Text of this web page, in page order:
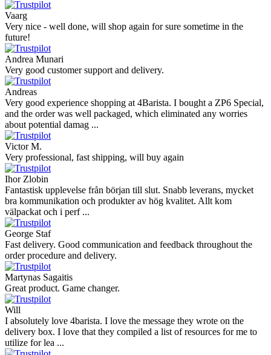
Vaarg
Very nice - well done, will shop again for sure sometime in the
future!
Andrea Munari
Very good customer support and delivery.
Andreas
Very good experience shopping at 4Barista. I bought a ZP6 Special,
and the order was well packaged, which eliminated any worries
about potential damag ...
Victor M.
Very professional, fast shipping, will buy again
Ihor Zlobin
Fantastisk upplevelse från början till slut. Snabb leverans, mycket
bra kommunikation och produkter av hög kvalitet. Allt kom
välpackat och i perf ...
George Staf
Fast delivery. Good communication and feedback throughout the
order procedure and delivery.
Martynas Sagaitis
Great product. Game changer.
Will
I absolutely love 4barista. I love the message they wrote on the
delivery box. I love that they compiled a list of resources for me to
utilize for lea ...